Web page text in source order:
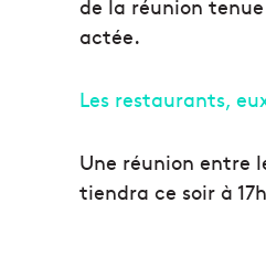
de la réunion
actée.
Les restaurants,
Une réunion entre
tiendra ce soir à